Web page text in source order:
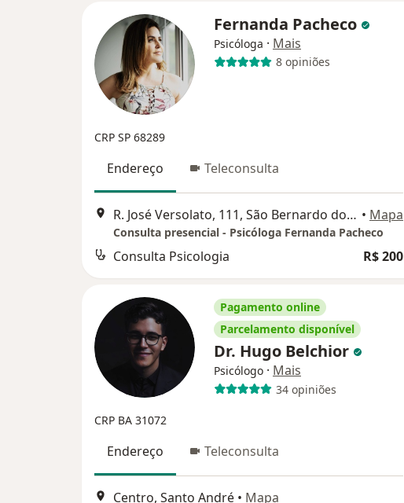
Fernanda Pacheco
Psicóloga · Mais
8 opiniões
CRP SP 68289
Endereço Teleconsulta
R. José Versolato, 111, São Bernardo do Campo • Mapa
Consulta presencial - Psicóloga Fernanda Pacheco
Consulta Psicologia R$ 200
Pagamento online
Parcelamento disponível
Dr. Hugo Belchior
Psicólogo · Mais
34 opiniões
CRP BA 31072
Endereço Teleconsulta
Centro, Santo André • Mapa